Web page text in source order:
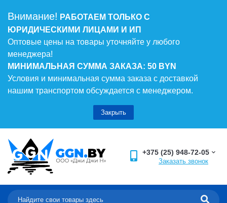
Внимание! РАБОТАЕМ ТОЛЬКО С
ЮРИДИЧЕСКИМИ ЛИЦАМИ И ИП
Оптовые цены на товары уточняйте у любого
менеджера!
МИНИМАЛЬНАЯ СУММА ЗАКАЗА: 50 BYN
Условия и минимальная сумма заказа с доставкой
нашим транспортом обсуждается с менеджером.
Закрыть
+375 (25) 948-72-05
Заказать звонок